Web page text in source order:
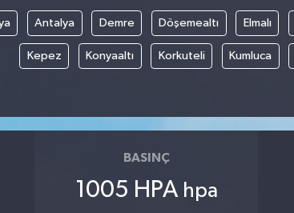
Antalya Demre Döşemealtı Elmalı
Kepez Konyaaltı Korkuteli Kumluca
BASINÇ
1005 HPA hpa